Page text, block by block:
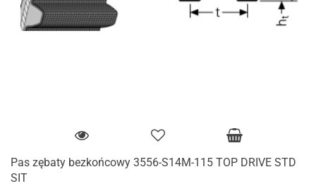
Pas zębaty bezkońcowy 3556-S14M-115 TOP DRIVE STD
SIT